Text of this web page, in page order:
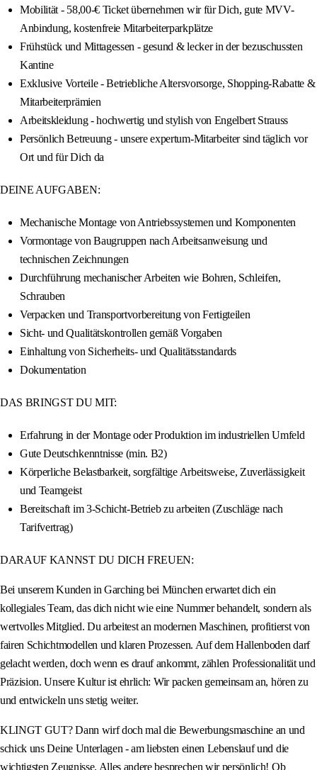
Mobilität - 58,00-€ Ticket übernehmen wir für Dich, gute MVV-
Anbindung, kostenfreie Mitarbeiterparkplätze
Frühstück und Mittagessen - gesund & lecker in der bezuschussten
Kantine
Exklusive Vorteile - Betriebliche Altersvorsorge, Shopping-Rabatte &
Mitarbeiterprämien
Arbeitskleidung - hochwertig und stylish von Engelbert Strauss
Persönlich Betreuung - unsere expertum-Mitarbeiter sind täglich vor
Ort und für Dich da
DEINE AUFGABEN:
Mechanische Montage von Antriebssystemen und Komponenten
Vormontage von Baugruppen nach Arbeitsanweisung und
technischen Zeichnungen
Durchführung mechanischer Arbeiten wie Bohren, Schleifen,
Schrauben
Verpacken und Transportvorbereitung von Fertigteilen
Sicht- und Qualitätskontrollen gemäß Vorgaben
Einhaltung von Sicherheits- und Qualitätsstandards
Dokumentation
DAS BRINGST DU MIT:
Erfahrung in der Montage oder Produktion im industriellen Umfeld
Gute Deutschkenntnisse (min. B2)
Körperliche Belastbarkeit, sorgfältige Arbeitsweise, Zuverlässigkeit
und Teamgeist
Bereitschaft im 3-Schicht-Betrieb zu arbeiten (Zuschläge nach
Tarifvertrag)
DARAUF KANNST DU DICH FREUEN:
Bei unserem Kunden in Garching bei München erwartet dich ein
kollegiales Team, das dich nicht wie eine Nummer behandelt, sondern als
wertvolles Mitglied. Du arbeitest an modernen Maschinen, profitierst von
fairen Schichtmodellen und klaren Prozessen. Auf dem Hallenboden darf
gelacht werden, doch wenn es drauf ankommt, zählen Professionalität und
Präzision. Unsere Kultur ist ehrlich: Wir packen gemeinsam an, hören zu
und entwickeln uns stetig weiter.
KLINGT GUT? Dann wirf doch mal die Bewerbungsmaschine an und
schick uns Deine Unterlagen - am liebsten einen Lebenslauf und die
wichtigsten Zeugnisse. Alles andere besprechen wir persönlich! Ob